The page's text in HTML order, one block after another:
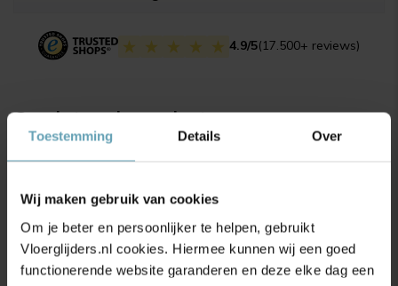
Toestemming Details Over
Wij maken gebruik van cookies
Om je beter en persoonlijker te helpen, gebruikt
Vloerglijders.nl cookies. Hiermee kunnen wij een goed
functionerende website garanderen en deze elke dag een
4.9/5(17.500+ reviews)
Gerelateerde producten